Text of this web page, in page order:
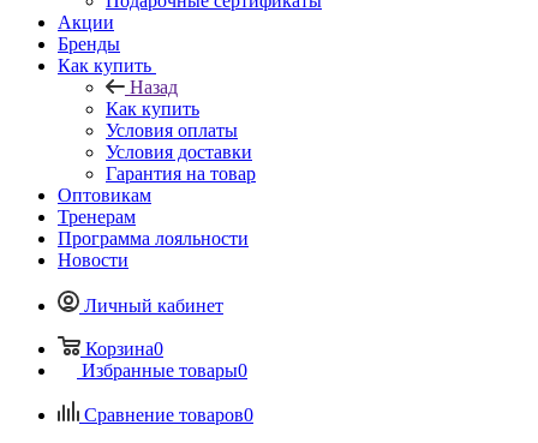
Акции
Бренды
Как купить
Назад
Как купить
Условия оплаты
Условия доставки
Гарантия на товар
Оптовикам
Тренерам
Программа лояльности
Новости
Личный кабинет
Корзина0
Избранные товары0
Сравнение товаров0